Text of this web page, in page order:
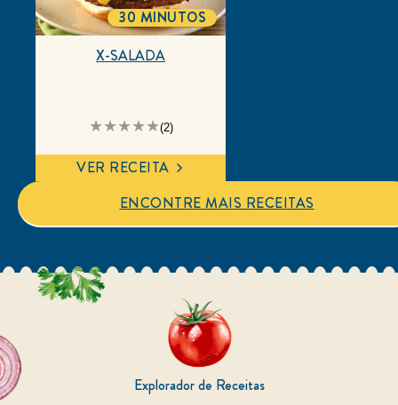
classificação
deste
X-
3.5
5
(2)
X-SALADA
TOTALTIME
30 MINUTOS
VER RECEITA
ENCONTRE MAIS RECEITAS
Explorador de Receitas